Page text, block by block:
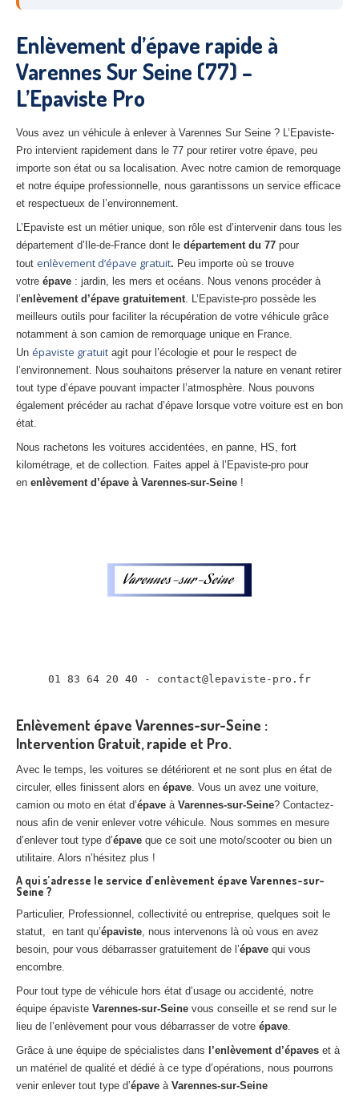
10– Aube
02– Aisne
Tousles secteurs
CENTREVHU AGRÉE
Centreagréé VHU Paris 75 : casse auto avec destruction
Centreagréé VHU 77 : casse auto avec destruction
Centreagréé VHU 78 : casse auto avec destruction
Centre agréé VHU 91 : casse auto avec destruction
Centre agréé VHU 92 : casse auto avec destruction
Centreagréé VHU 93 : casse auto avec destruction
Centreagréé VHU 94 : casse auto avec destruction
DOCUMENTS À JOINDRE
VÉHICULES
01 83 64 20 40
Enlèvement d’épave rapide à
Varennes Sur Seine (77) –
L’Epaviste Pro
Vous avez un véhicule à enlever à Varennes Sur Seine ? L’Epaviste-
Pro intervient rapidement dans le 77 pour retirer votre épave, peu
importe son état ou sa localisation. Avec notre camion de remorquage
et notre équipe professionnelle, nous garantissons un service efficace
et respectueux de l’environnement.
L’Epaviste est un métier unique, son rôle est d’intervenir dans tous les
département d’Ile-de-France dont le département du 77 pour
tout enlèvement d’épave gratuit. Peu importe où se trouve
votre épave : jardin, les mers et océans. Nous venons procéder à
l’enlèvement d’épave gratuitement. L’Epaviste-pro possède les
meilleurs outils pour faciliter la récupération de votre véhicule grâce
notamment à son camion de remorquage unique en France.
Un épaviste gratuit agit pour l’écologie et pour le respect de
l’environnement. Nous souhaitons préserver la nature en venant retirer
tout type d’épave pouvant impacter l’atmosphère. Nous pouvons
également précéder au rachat d’épave lorsque votre voiture est en bon
état.
Nous rachetons les voitures accidentées, en panne, HS, fort
kilométrage, et de collection. Faites appel à l’Epaviste-pro pour
en enlèvement d’épave à Varennes-sur-Seine !
01 83 64 20 40 - contact@lepaviste-pro.fr
Enlèvement épave Varennes-sur-Seine :
Intervention Gratuit, rapide et Pro.
Avec le temps, les voitures se détériorent et ne sont plus en état de
circuler, elles finissent alors en épave. Vous un avez une voiture,
camion ou moto en état d’épave à Varennes-sur-Seine? Contactez-
nous afin de venir enlever votre véhicule. Nous sommes en mesure
d’enlever tout type d’épave que ce soit une moto/scooter ou bien un
utilitaire. Alors n’hésitez plus !
A qui s’adresse le service d’enlèvement épave Varennes-sur-
Seine ?
Particulier, Professionnel, collectivité ou entreprise, quelques soit le
statut, en tant qu’épaviste, nous intervenons là où vous en avez
besoin, pour vous débarrasser gratuitement de l’épave qui vous
encombre.
Pour tout type de véhicule hors état d’usage ou accidenté, notre
équipe épaviste Varennes-sur-Seine vous conseille et se rend sur le
lieu de l’enlèvement pour vous débarrasser de votre épave.
Grâce à une équipe de spécialistes dans
l’enlèvement d’épaves et à
un matériel de qualité et dédié à ce type d’opérations, nous pourrons
venir enlever tout type d’épave à Varennes-sur-Seine